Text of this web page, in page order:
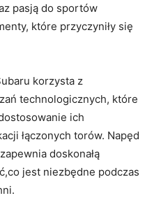
pasją do sportów
które przyczyniły się
korzysta z
technologicznych, które
ich
łączonych torów. Napęd
doskonałą
jest niezbędne podczas